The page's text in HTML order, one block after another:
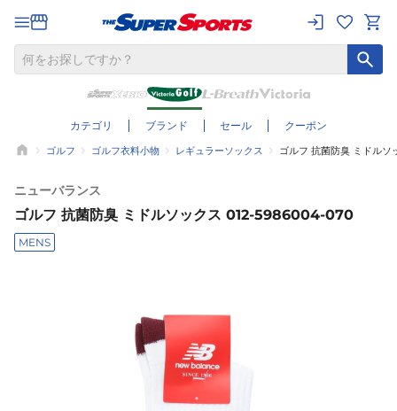
カテゴリ ブランド セール クーポン
ゴルフ ゴルフ衣料小物 レギュラーソックス ゴルフ 抗菌防臭 ミドル
ニューバランス
ゴルフ 抗菌防臭 ミドルソックス 012-5986004-070
MENS